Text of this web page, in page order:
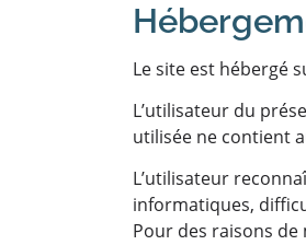
Le site est hébergé
L’utilisateur du
utilisée ne contient
L’utilisateur
informatiques,
Pour des raisons